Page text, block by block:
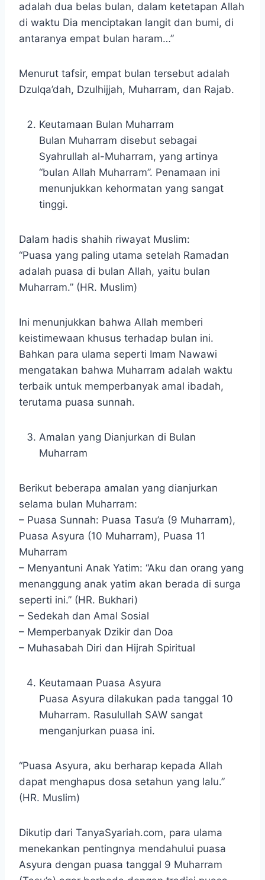
adalah dua belas bulan, dalam ketetapan Allah
di waktu Dia menciptakan langit dan bumi, di
antaranya empat bulan haram…”
Menurut tafsir, empat bulan tersebut adalah
Dzulqa’dah, Dzulhijjah, Muharram, dan Rajab.
Keutamaan Bulan Muharram
Bulan Muharram disebut sebagai
Syahrullah al-Muharram, yang artinya
“bulan Allah Muharram”. Penamaan ini
menunjukkan kehormatan yang sangat
tinggi.
Dalam hadis shahih riwayat Muslim:
“Puasa yang paling utama setelah Ramadan
adalah puasa di bulan Allah, yaitu bulan
Muharram.” (HR. Muslim)
Ini menunjukkan bahwa Allah memberi
keistimewaan khusus terhadap bulan ini.
Bahkan para ulama seperti Imam Nawawi
mengatakan bahwa Muharram adalah waktu
terbaik untuk memperbanyak amal ibadah,
terutama puasa sunnah.
Amalan yang Dianjurkan di Bulan
Muharram
Berikut beberapa amalan yang dianjurkan
selama bulan Muharram:
– Puasa Sunnah: Puasa Tasu’a (9 Muharram),
Puasa Asyura (10 Muharram), Puasa 11
Muharram
– Menyantuni Anak Yatim: “Aku dan orang yang
menanggung anak yatim akan berada di surga
seperti ini.” (HR. Bukhari)
– Sedekah dan Amal Sosial
– Memperbanyak Dzikir dan Doa
– Muhasabah Diri dan Hijrah Spiritual
Keutamaan Puasa Asyura
Puasa Asyura dilakukan pada tanggal 10
Muharram. Rasulullah SAW sangat
menganjurkan puasa ini.
“Puasa Asyura, aku berharap kepada Allah
dapat menghapus dosa setahun yang lalu.”
(HR. Muslim)
Dikutip dari TanyaSyariah.com, para ulama
menekankan pentingnya mendahului puasa
Asyura dengan puasa tanggal 9 Muharram